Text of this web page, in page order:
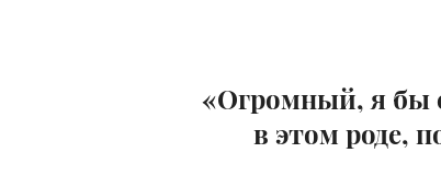
«Огромный, я бы
в этом роде,